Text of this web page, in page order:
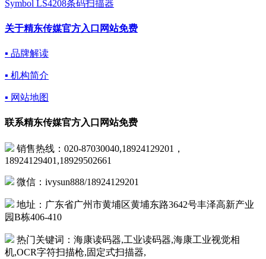
Symbol LS4208条码扫描器
关于精东传媒官方入口网站免费
▪ 品牌解读
▪ 机构简介
▪ 网站地图
联系精东传媒官方入口网站免费
销售热线：020-87030040,18924129201，
18924129401,18929502661
微信：ivysun888/18924129201
地址：广东省广州市黄埔区黄埔东路3642号丰泽高新产业
园B栋406-410
热门关键词：海康读码器,工业读码器,海康工业视觉相
机,OCR字符扫描枪,固定式扫描器,